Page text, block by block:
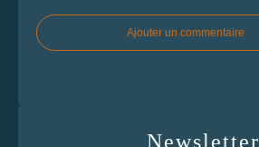
Ajouter un commentaire
Newsletter